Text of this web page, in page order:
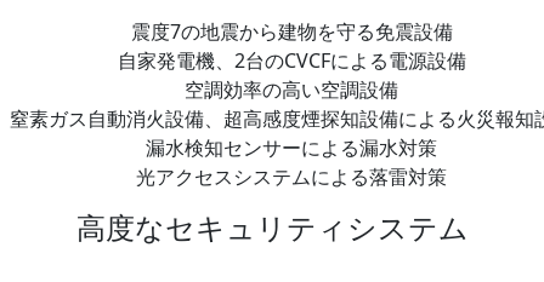
震度7の地震から建物を守る免震設備
自家発電機、2台のCVCFによる電源設備
空調効率の高い空調設備
窒素ガス自動消火設備、超高感度煙探知設備による火災報知
漏水検知センサーによる漏水対策
光アクセスシステムによる落雷対策
高度なセキュリティシステム